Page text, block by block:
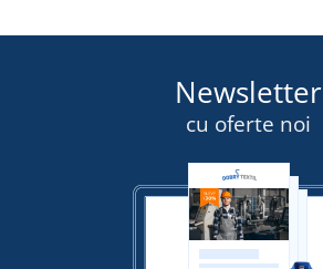
Newsletter
cu oferte noi